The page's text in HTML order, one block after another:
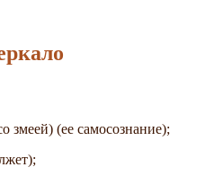
(ее самосознание);